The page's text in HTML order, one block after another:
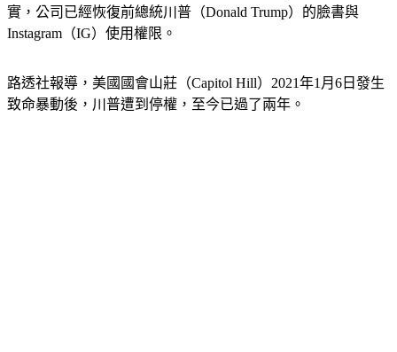
Instagram（IG）使用權限。
致命暴動後，川普遭到停權，至今已過了兩年。